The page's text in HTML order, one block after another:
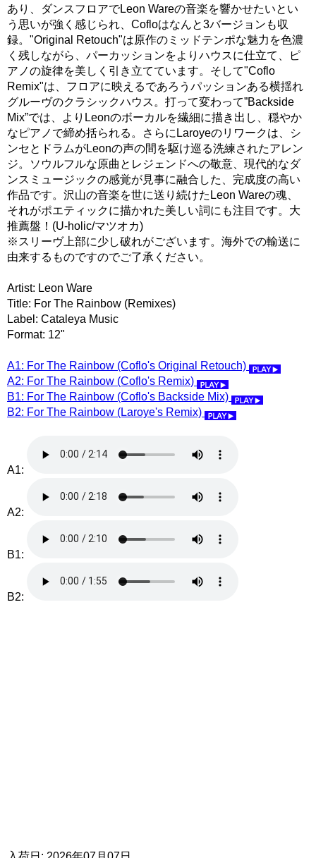
あり、ダンスフロアでLeon Wareの音楽を響かせたいとい
う思いが強く感じられ、Cofloはなんと3バージョンも収
録。"Original Retouch"は原作のミッドテンポな魅力を色濃
く残しながら、パーカッションをよりハウスに仕立て、ピ
アノの旋律を美しく引き立てています。そして"Coflo
Remix"は、フロアに映えるであろうパッションある横揺れ
グルーヴのクラシックハウス。打って変わって”Backside
Mix”では、よりLeonのボーカルを繊細に描き出し、穏やか
なピアノで締め括られる。さらにLaroyeのリワークは、シ
ンセとドラムがLeonの声の間を駆け巡る洗練されたアレン
ジ。ソウルフルな原曲とレジェンドへの敬意、現代的なダ
ンスミュージックの感覚が見事に融合した、完成度の高い
作品です。沢山の音楽を世に送り続けたLeon Wareの魂、
それがポエティックに描かれた美しい詞にも注目です。大
推薦盤！(U-holic/マツオカ)
※スリーヴ上部に少し破れがございます。海外での輸送に
由来するものですのでご了承ください。
Artist: Leon Ware
Title: For The Rainbow (Remixes)
Label: Cataleya Music
Format: 12"
A1: For The Rainbow (Coflo's Original Retouch)
A2: For The Rainbow (Coflo's Remix)
B1: For The Rainbow (Coflo's Backside Mix)
B2: For The Rainbow (Laroye's Remix)
A1:
A2:
B1:
B2: